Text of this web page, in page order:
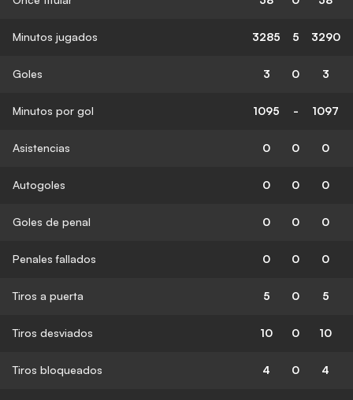
Minutos jugados 3285 5 3290
Goles 3 0 3
Minutos por gol 1095 - 1097
Asistencias 0 0 0
Autogoles 0 0 0
Goles de penal 0 0 0
Penales fallados 0 0 0
Tiros a puerta 5 0 5
Tiros desviados 10 0 10
Tiros bloqueados 4 0 4